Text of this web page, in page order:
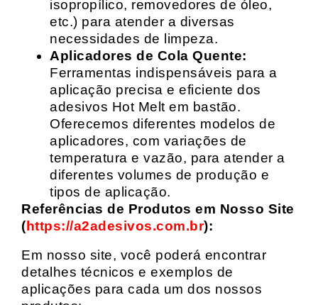
isopropílico, removedores de óleo,
etc.) para atender a diversas
necessidades de limpeza.
Aplicadores de Cola Quente:
Ferramentas indispensáveis para a
aplicação precisa e eficiente dos
adesivos Hot Melt em bastão.
Oferecemos diferentes modelos de
aplicadores, com variações de
temperatura e vazão, para atender a
diferentes volumes de produção e
tipos de aplicação.
Referências de Produtos em Nosso Site
(https://a2adesivos.com.br):
Em nosso site, você poderá encontrar
detalhes técnicos e exemplos de
aplicações para cada um dos nossos